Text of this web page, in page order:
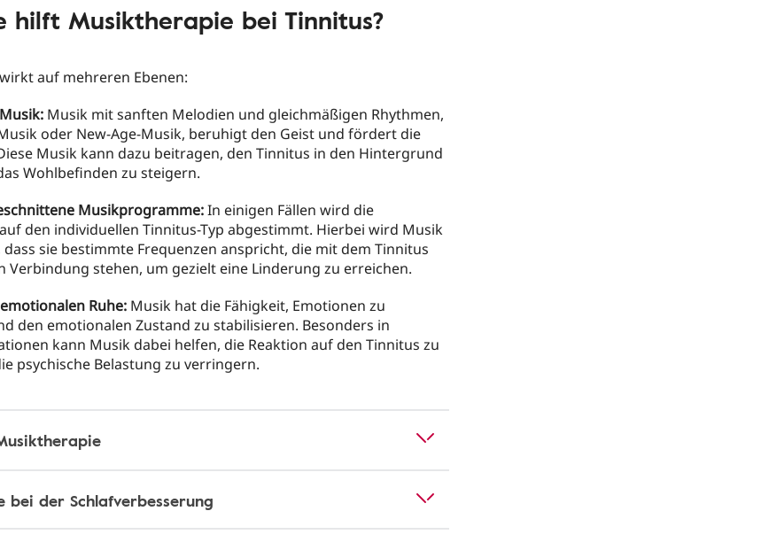
hilft Musiktherapie bei Tinnitus?
auf mehreren Ebenen:
Musik mit sanften Melodien und gleichmäßigen Rhythmen,
oder New-Age-Musik, beruhigt den Geist und fördert die
Musik kann dazu beitragen, den Tinnitus in den Hintergrund
Wohlbefinden zu steigern.
Musikprogramme:In einigen Fällen wird die
den individuellen Tinnitus-Typ abgestimmt. Hierbei wird Musik
sie bestimmte Frequenzen anspricht, die mit dem Tinnitus
Verbindung stehen, um gezielt eine Linderung zu erreichen.
Ruhe: Musik hat die Fähigkeit, Emotionen zu
den emotionalen Zustand zu stabilisieren. Besonders in
kann Musik dabei helfen, die Reaktion auf den Tinnitus zu
psychische Belastung zu verringern.
bei der Schlafverbesserung